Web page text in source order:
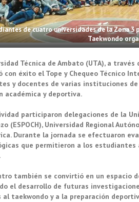
de cuatro universidades de la Zona
Taekwondo
Técnica de Ambato (UTA), a
con éxito el Tope y Chequeo Técnico
y docentes de varias instituciones
académica y deportiva.
participaron delegaciones de la
(ESPOCH), Universidad Regional
Durante la jornada se efectuaron
que permitieron a los
también se convirtió en un espacio
el desarrollo de futuras
al taekwondo y a la preparación